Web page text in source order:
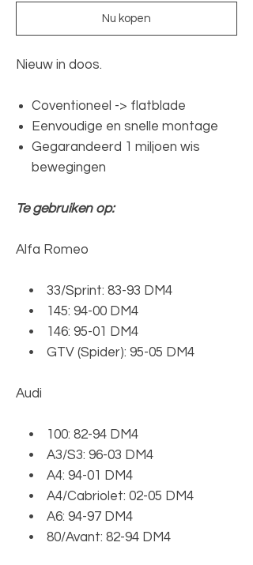
Nu kopen
Nieuw in doos.
Coventioneel -> flatblade
Eenvoudige en snelle montage
Gegarandeerd 1 miljoen wis
bewegingen
Te gebruiken op:
Alfa Romeo
• 33/Sprint: 83-93 DM4
• 145: 94-00 DM4
• 146: 95-01 DM4
• GTV (Spider): 95-05 DM4
Audi
• 100: 82-94 DM4
• A3/S3: 96-03 DM4
• A4: 94-01 DM4
• A4/Cabriolet: 02-05 DM4
• A6: 94-97 DM4
• 80/Avant: 82-94 DM4